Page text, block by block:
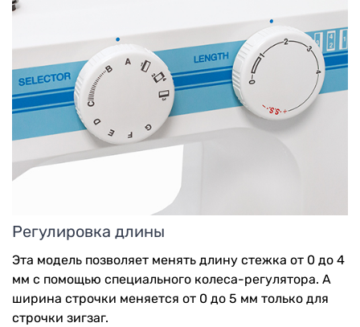
Регулировка длины
Эта модель позволяет менять длину стежка от 0 до 4
мм с помощью специального колеса-регулятора. А
ширина строчки меняется от 0 до 5 мм только для
строчки зигзаг.